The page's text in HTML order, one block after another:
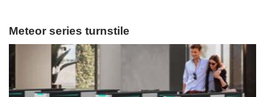
Meteor series turnstile